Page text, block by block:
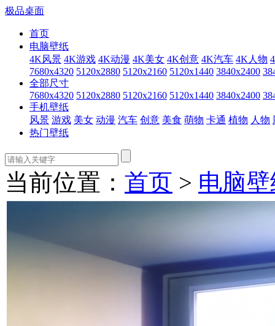
极品桌面
首页
电脑壁纸
4K风景 4K游戏 4K动漫 4K美女 4K创意 4K汽车 4K人物
7680x4320 5120x2880 5120x2160 5120x1440 3840x2400
全部尺寸
7680x4320 5120x2880 5120x2160 5120x1440 3840x2400
手机壁纸
风景 游戏 美女 动漫 汽车 创意 美食 萌物 卡通 植物 人物
热门壁纸
当前位置： 首页 > 电脑